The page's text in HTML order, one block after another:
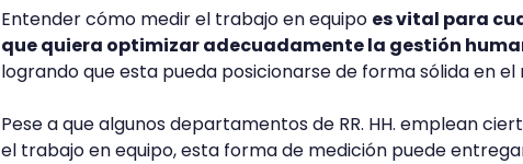
Entender cómo medir el trabajo en equipo es vital para
que quiera optimizar adecuadamente la gestión
logrando que esta pueda posicionarse de forma sólida en el
Pese a que algunos departamentos de RR. HH. emplean
el trabajo en equipo, esta forma de medición puede